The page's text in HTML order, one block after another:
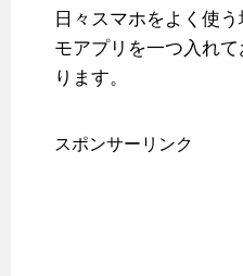
日々スマホをよく使
モアプリを一つ入れ
ります。
スポンサーリンク